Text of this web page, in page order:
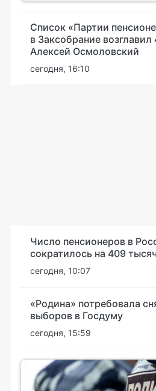
Список «Партии
в Заксобрание
Алексей Осмоловский
сегодня, 16:10
Число пенсионеров в
сократилось на 409
сегодня, 10:07
«Родина» потребовала
выборов в Госдуму
сегодня, 15:59